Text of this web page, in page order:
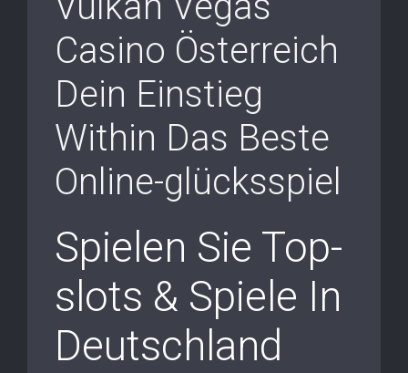
Casino Österreich
Dein Einstieg
Within Das Beste
Online-glücksspiel
Spielen Sie Top-
slots & Spiele In
Deutschland